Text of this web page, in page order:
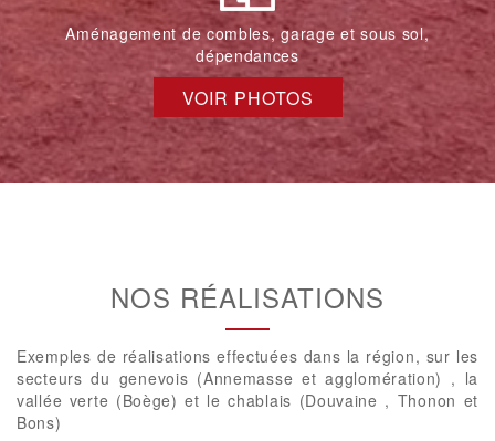
Aménagement de combles, garage et sous sol,
dépendances
VOIR PHOTOS
NOS RÉALISATIONS
Exemples de réalisations effectuées dans la région, sur les
secteurs du genevois (Annemasse et agglomération) , la
vallée verte (Boège) et le chablais (Douvaine , Thonon et
Bons)